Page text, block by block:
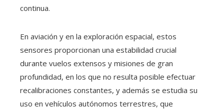
continua.
En aviación y en la exploración espacial, estos
sensores proporcionan una estabilidad crucial
durante vuelos extensos y misiones de gran
profundidad, en los que no resulta posible efectuar
recalibraciones constantes, y además se estudia su
uso en vehículos autónomos terrestres, que